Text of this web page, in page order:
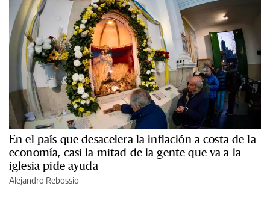
En el país que desacelera la inflación a costa de la
economía, casi la mitad de la gente que va a la
iglesia pide ayuda
Alejandro Rebossio